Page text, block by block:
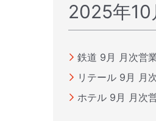
2025年10
鉄道 9月 月次営
リテール 9月 月
ホテル 9月 月次